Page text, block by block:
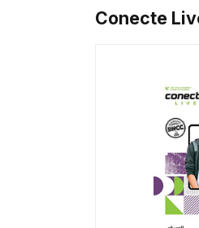
Conecte